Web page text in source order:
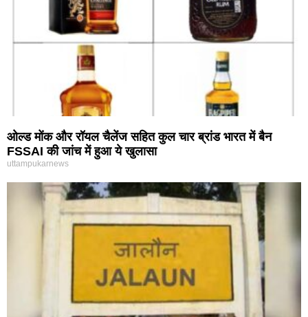
ओल्ड मोंक और रॉयल चैलेंज सहित कुल चार ब्रांड भारत में बैन
FSSAI की जांच में हुआ ये खुलासा
uttampukarnews